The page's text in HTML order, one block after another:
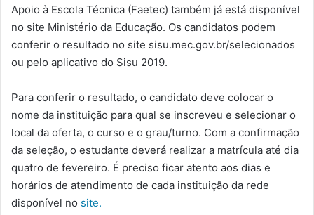
Apoio à Escola Técnica (Faetec) também já está disponível
no site Ministério da Educação. Os candidatos podem
conferir o resultado no site sisu.mec.gov.br/selecionados
ou pelo aplicativo do Sisu 2019.
Para conferir o resultado, o candidato deve colocar o
nome da instituição para qual se inscreveu e selecionar o
local da oferta, o curso e o grau/turno. Com a confirmação
da seleção, o estudante deverá realizar a matrícula até dia
quatro de fevereiro. É preciso ficar atento aos dias e
horários de atendimento de cada instituição da rede
disponível no site.